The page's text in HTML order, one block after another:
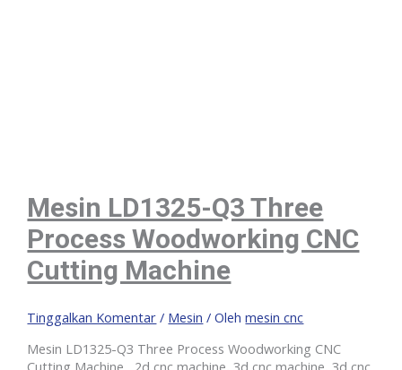
Mesin LD1325-Q3 Three
Process Woodworking CNC
Cutting Machine
Tinggalkan Komentar / Mesin / Olehmesin cnc
Mesin LD1325-Q3 Three Process Woodworking CNC